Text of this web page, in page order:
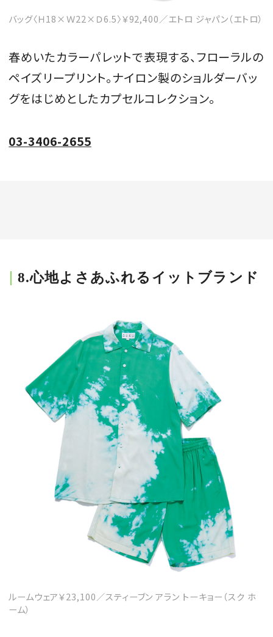
バッグ〈Ｈ18×Ｗ22×Ｄ6.5〉￥92,400／エトロ ジャパン（エトロ）
春めいたカラーパレットで表現する、フローラルの
ペイズリープリント。ナイロン製のショルダーバッ
グをはじめとしたカプセルコレクション。
03-3406-2655
8.心地よさあふれるイットブランド
ルームウェア￥23,100／スティーブン アラン トーキョー（スク ホ
ーム）